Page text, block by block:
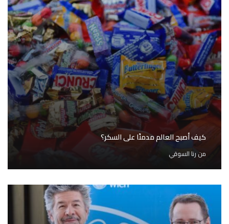
كيف أصبح العالم مدمنًا على السكر؟
من رنا السوقي